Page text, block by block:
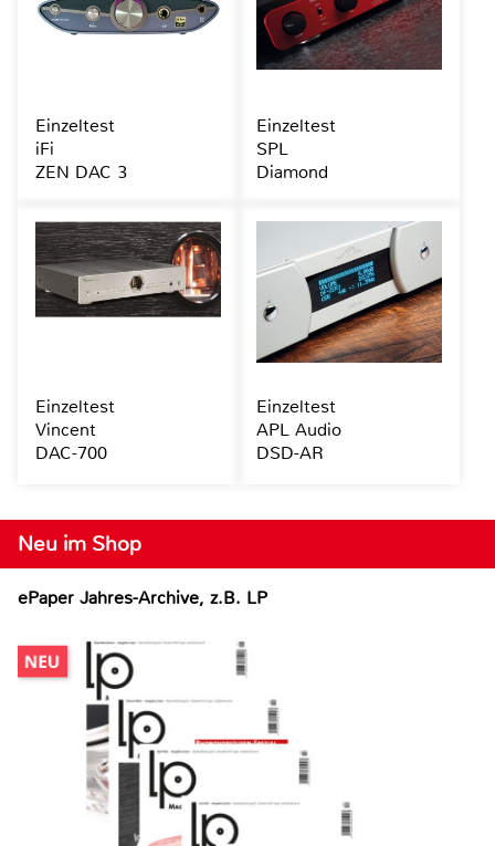
Neu im Shop
ePaper Jahres-Archive, z.B. LP
Einzeltest
iFi
ZEN DAC 3
Einzeltest
SPL
Diamond
Einzeltest
Vincent
DAC-700
Einzeltest
APL Audio
DSD-AR